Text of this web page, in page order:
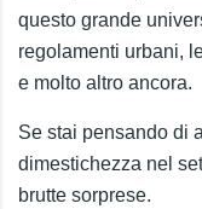
questo grande
regolamenti urbani,
e molto altro ancora.
Se stai pensando di
dimestichezza nel
brutte sorprese.